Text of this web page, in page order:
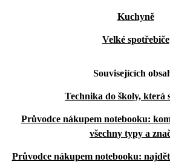
Kuchyně
Velké spotřebiče
Souvisejících
Technika do školy, která
Průvodce nákupem notebooku:
všechny typy a
Průvodce nákupem notebooku: